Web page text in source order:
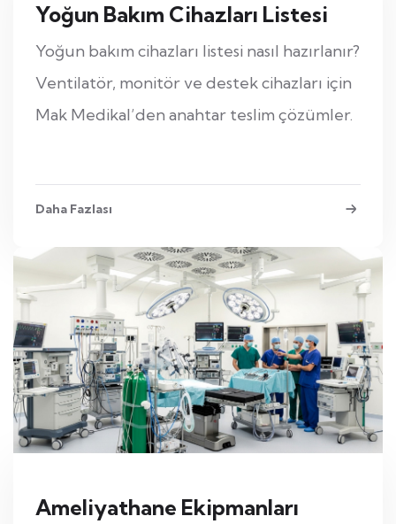
Yoğun Bakım Cihazları Listesi
Yoğun bakım cihazları listesi nasıl hazırlanır?
Ventilatör, monitör ve destek cihazları için
Mak Medikal’den anahtar teslim çözümler.
Daha Fazlası
Ameliyathane Ekipmanları